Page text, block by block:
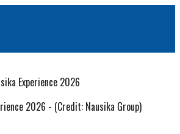
2026 - (Credit: Nausika Group)